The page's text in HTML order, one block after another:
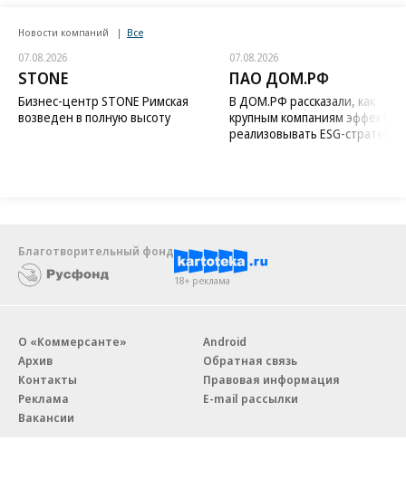
Новости компаний Все
07.08.2026
STONE
Бизнес-центр STONE Римская
возведен в полную высоту
07.08.2026
ПАО ДОМ.РФ
В ДОМ.РФ рассказали, как
крупным компаниям
реализовывать ESG-стратегию
Благотворительный фонд
18+ реклама
О «Коммерсанте»
Архив
Контакты
Реклама
Вакансии
Android
Обратная связь
Правовая информация
E-mail рассылки